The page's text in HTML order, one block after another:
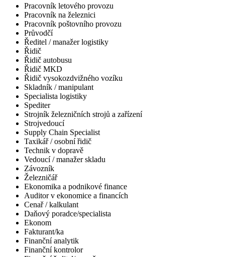
Pracovník letového provozu
Pracovník na železnici
Pracovník poštovního provozu
Průvodčí
Ředitel / manažer logistiky
Řidič
Řidič autobusu
Řidič MKD
Řidič vysokozdvižného vozíku
Skladník / manipulant
Specialista logistiky
Spediter
Strojník železničních strojů a zařízení
Strojvedoucí
Supply Chain Specialist
Taxikář / osobní řidič
Technik v dopravě
Vedoucí / manažer skladu
Závozník
Železničář
Ekonomika a podnikové finance
Auditor v ekonomice a financích
Cenař / kalkulant
Daňový poradce/specialista
Ekonom
Fakturant/ka
Finanční analytik
Finanční kontrolor